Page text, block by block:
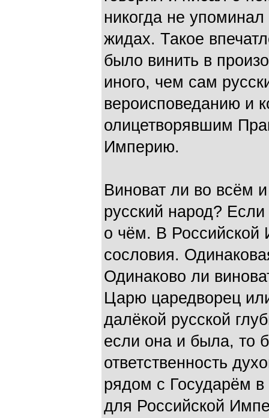
никогда не
жидах. Такое
было винить в
иного, чем сам
вероисповеданию и
олицетворявшим
Империю.
Виноват ли во всём
русский народ? Если
о чём. В Российской
сословия.
Одинаково ли
Царю царедворец
далёкой русской
если она и была, то
ответственность
рядом с Государём
для Российской